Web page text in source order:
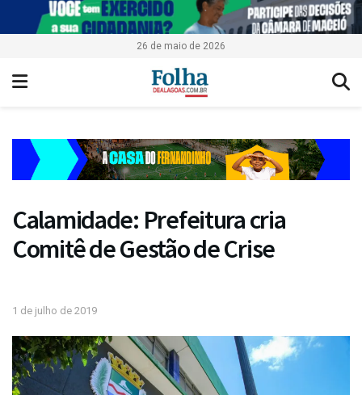
26 de maio de 2026
Calamidade: Prefeitura cria
Comitê de Gestão de Crise
1 de julho de 2019